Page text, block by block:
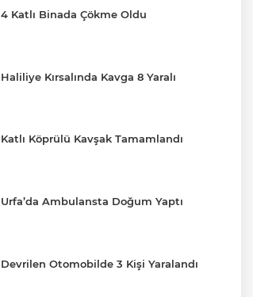
4 Katlı Binada Çökme Oldu
Haliliye Kırsalında Kavga 8 Yaralı
Katlı Köprülü Kavşak Tamamlandı
Urfa’da Ambulansta Doğum Yaptı
Devrilen Otomobilde 3 Kişi Yaralandı